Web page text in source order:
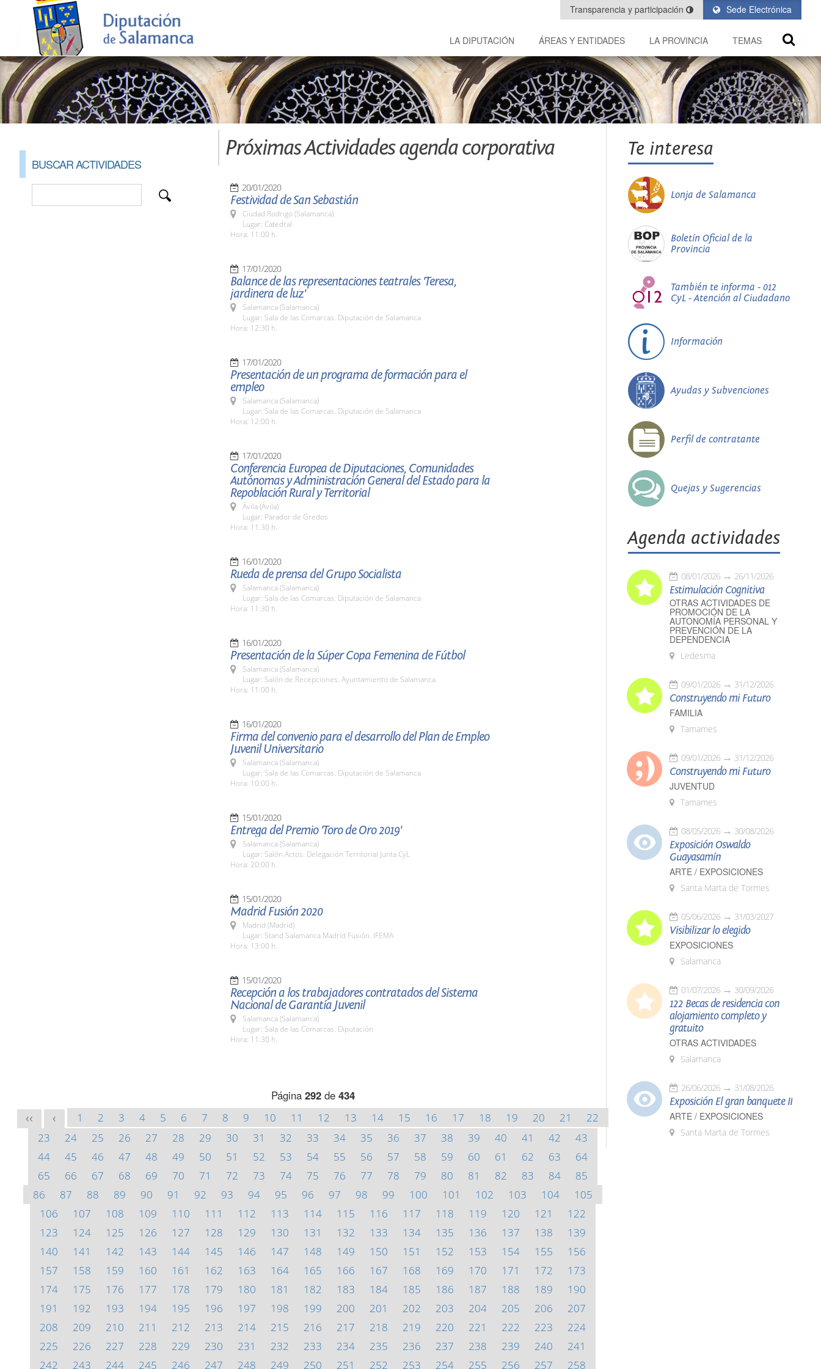
Sede Electrónica
Transparencia y participación
LA DIPUTACIÓN ÁREAS Y ENTIDADES LA PROVINCIA TEMAS
BUSCAR ACTIVIDADES
Próximas Actividades agenda corporativa
20/01/2020
Festividad de San Sebastián
Ciudad Rodrigo (Salamanca)
Lugar: Catedral
Hora: 11:00 h.
17/01/2020
Balance de las representaciones teatrales 'Teresa,
jardinera de luz'
Salamanca (Salamanca)
Lugar: Sala de las Comarcas. Diputación de Salamanca
Hora: 12:30 h.
17/01/2020
Presentación de un programa de formación para el
empleo
Salamanca (Salamanca)
Lugar: Sala de las Comarcas. Diputación de Salamanca
Hora: 12:00 h.
17/01/2020
Conferencia Europea de Diputaciones, Comunidades
Autónomas y Administración General del Estado para la
Repoblación Rural y Territorial
Ávila (Ávila)
Lugar: Parador de Gredos
Hora: 11:30 h.
16/01/2020
Rueda de prensa del Grupo Socialista
Salamanca (Salamanca)
Lugar: Sala de las Comarcas. Diputación de Salamanca
Hora: 11:30 h.
16/01/2020
Presentación de la Súper Copa Femenina de Fútbol
Salamanca (Salamanca)
Lugar: Salón de Recepciones. Ayuntamiento de Salamanca
Hora: 11:00 h.
16/01/2020
Firma del convenio para el desarrollo del Plan de Empleo
Juvenil Universitario
Salamanca (Salamanca)
Lugar: Sala de las Comarcas. Diputación de Salamanca
Hora: 10:00 h.
15/01/2020
Entrega del Premio 'Toro de Oro 2019'
Salamanca (Salamanca)
Lugar: Salón Actos. Delegación Territorial Junta CyL
Hora: 20:00 h.
15/01/2020
Madrid Fusión 2020
Madrid (Madrid)
Lugar: Stand Salamanca Madrid Fusión. IFEMA
Hora: 13:00 h.
15/01/2020
Recepción a los trabajadores contratados del Sistema
Nacional de Garantía Juvenil
Salamanca (Salamanca)
Lugar: Sala de las Comarcas. Diputación
Hora: 11:30 h.
Página 292de 434
<< < 1 2 3 4 5 6 7 8 9 10 11 12 13 14 15 16 17 18 19 20 21
22
23
24 25 26 27 28 29 30 31 32 33 34 35 36 37 38 39 40 41 42
43
44
45 46 47 48 49 50 51 52 53 54 55 56 57 58 59 60 61 62 63
64
65
66 67 68 69 70 71 72 73 74 75 76 77 78 79 80 81 82 83 84
85
86
87 88 89 90 91 92 93 94 95 96 97 98 99 100 101 102 103 104
105
106
107 108 109 110 111 112 113 114 115 116 117 118 119 120 121
122
123
124 125 126 127 128 129 130 131 132 133 134 135 136 137 138
139
140
141 142 143 144 145 146 147 148 149 150 151 152 153 154 155
156
157
158 159 160 161 162 163 164 165 166 167 168 169 170 171 172
173
174
175 176 177 178 179 180 181 182 183 184 185 186 187 188 189
190
191
192 193 194 195 196 197 198 199 200 201 202 203 204 205 206
207
208
209 210 211 212 213 214 215 216 217 218 219 220 221 222 223
224
225
226 227 228 229 230 231 232 233 234 235 236 237 238 239 240
241
242
243 244 245 246 247 248 249 250 251 252 253 254 255 256 257 258
Te interesa
Lonja de Salamanca
Boletín Oficial de la
Provincia
También te informa - 012
CyL - Atención al Ciudadano
Información
Ayudas y Subvenciones
Perfil de contratante
Quejas y Sugerencias
Agenda actividades
08/01/2026 26/11/2026
Estimulación Cognitiva
OTRAS ACTIVIDADES DE
PROMOCIÓN DE LA
AUTONOMÍA PERSONAL Y
PREVENCIÓN DE LA
DEPENDENCIA
Ledesma
09/01/2026 31/12/2026
Construyendo mi Futuro
FAMILIA
Tamames
09/01/2026 31/12/2026
Construyendo mi Futuro
JUVENTUD
Tamames
08/05/2026 30/08/2026
Exposición Oswaldo
Guayasamín
ARTE / EXPOSICIONES
Santa Marta de Tormes
05/06/2026 31/03/2027
Visibilizar lo elegido
EXPOSICIONES
Salamanca
01/07/2026 30/09/2026
122 Becas de residencia con
alojamiento completo y
gratuito
OTRAS ACTIVIDADES
Salamanca
26/06/2026 31/08/2026
Exposición El gran banquete II
ARTE / EXPOSICIONES
Santa Marta de Tormes